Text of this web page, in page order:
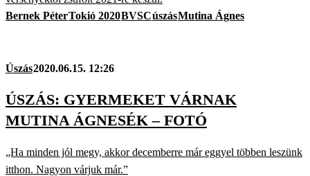
Bernek PéterTokió 2020BVSCúszásMutina Ágnes
Úszás2020.06.15. 12:26
ÚSZÁS: GYERMEKET VÁRNAK
MUTINA ÁGNESÉK – FOTÓ
„Ha minden jól megy, akkor decemberre már eggyel többen leszünk
itthon. Nagyon várjuk már.”